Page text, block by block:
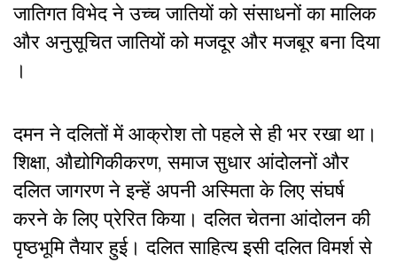
जातिगत विभेद ने उच्च जातियों को संसाधनों का मालिक
और अनुसूचित जातियों को मजदूर और मजबूर बना दिया
।
दमन ने दलितों में आक्रोश तो पहले से ही भर रखा था।
शिक्षा, औद्योगिकीकरण, समाज सुधार आंदोलनों और
दलित जागरण ने इन्हें अपनी अस्मिता के लिए संघर्ष
करने के लिए प्रेरित किया। दलित चेतना आंदोलन की
पृष्ठभूमि तैयार हुई। दलित साहित्य इसी दलित विमर्श से